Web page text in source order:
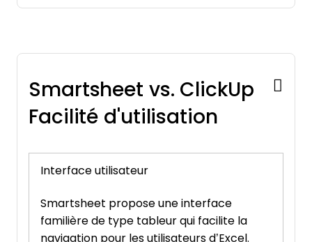
Smartsheet vs. ClickUp
Facilité d'utilisation
Interface utilisateur
Smartsheet propose une interface
familière de type tableur qui facilite la
navigation pour les utilisateurs d’Excel.